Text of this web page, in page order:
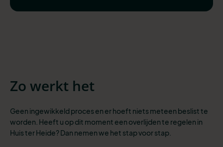
Zo werkt het
Geen ingewikkeld proces en er hoeft niets meteen beslist te
worden. Heeft u op dit moment een overlijden te regelen in
Huis ter Heide? Dan nemen we het stap voor stap.